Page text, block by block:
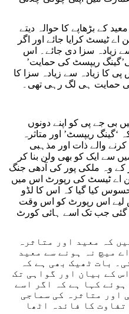
کے بڑھاپے کا حوالہ دیتے
اے ٹیسٹ کرایا جائے اور اگر
سے زیادہ سزا دی جائے۔ اس
ریپسٹ کی حمایت’
کا زیادہ سے زیادہ سزا کا
حمایت ہی لگ رہی تھی۔
بی جے پی کو اپنے دونوں
‘گینگ ریپسٹ’ اور متاثرہ
والے ذات اور مذہبی
سے ایک کو بھی ولن بنا کر
کے وہ ملکی پور کی آدھی جنگ
اے ٹیسٹ کی رپورٹ اس میں
کیا گیا کہ اس کا لڈو
لیے اس رپورٹ کو اس وقت
گئی جب تک اسے ہائی کورٹ
کہ معید اور متاثرہ
میچ نہ ہونے سے معید
بات ٹھیک بھی ہے کہ
کے بیان اور گواہی تک
کہا ہے کہ اگر اسے
اور متاثرہ کی سماجی
کا فائدہ اٹھا